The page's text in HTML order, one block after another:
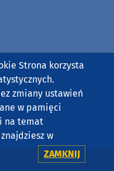
Strona korzysta
zmiany ustawień
w pamięci
na temat
w
ZAMKNIJ